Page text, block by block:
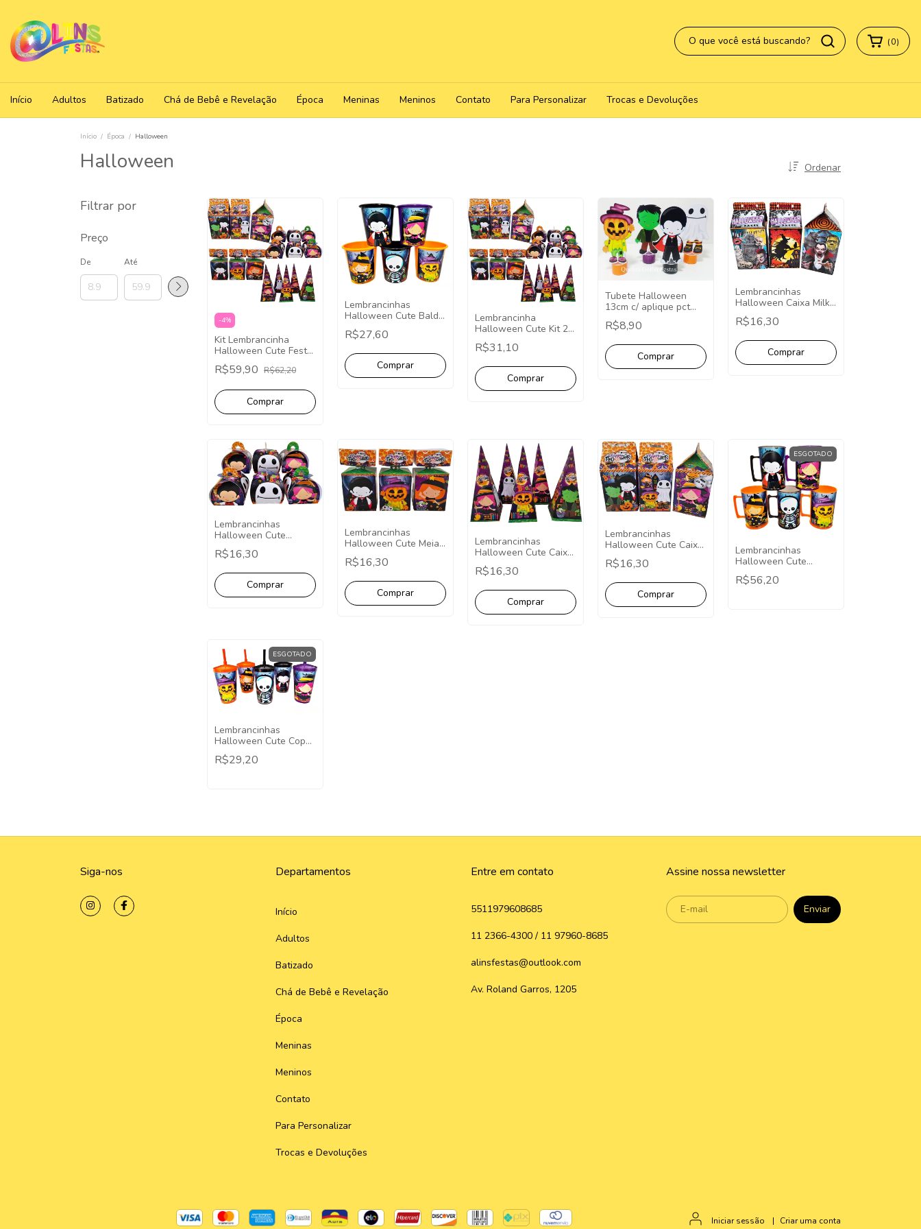
(0)
Início Adultos Batizado Chá de Bebê e Revelação Época Meninas Meninos Contato Para Personalizar Trocas e Devoluções
Início / Época / Halloween
Halloween Ordenar
Filtrar por
Preço
De Até
-4%
Kit Lembrancinha
Halloween Cute Festa
Facil Papelaria 40
Caixinhas
R$59,90 R$62,20
Lembrancinhas
Halloween Cute Balde
De Pipoca - 5
Unidades
R$27,60
Lembrancinha
Halloween Cute Kit 20
Caixinhas Festa Fácil
Decoração
R$31,10
Tubete Halloween
13cm c/ aplique pct
com 5 unid
R$8,90
Lembrancinhas
Halloween Caixa Milk -
Pct com 10
R$16,30
Lembrancinhas
Halloween Cute
Bombom - Pct com 10
R$16,30
Lembrancinhas
Halloween Cute Meia
Bala - Pct com 10
R$16,30
Lembrancinhas
Halloween Cute Caixa
Cone - Pct com 10
R$16,30
Lembrancinhas
Halloween Cute Caixa
Milk - Pct com 10
R$16,30
ESGOTADO
Lembrancinhas
Halloween Cute
Caneca 400ml - 10
Unidades
R$56,20
ESGOTADO
Lembrancinhas
Halloween Cute Copo
Twister - 5 Unidades
R$29,20
Siga-nos Departamentos
Início
Adultos
Batizado
Chá de Bebê e Revelação
Época
Meninas
Meninos
Contato
Para Personalizar
Trocas e Devoluções
Entre em contato
5511979608685
11 2366-4300 / 11 97960-8685
alinsfestas@outlook.com
Av. Roland Garros, 1205
Assine nossa newsletter
Iniciar sessão | Criar uma conta